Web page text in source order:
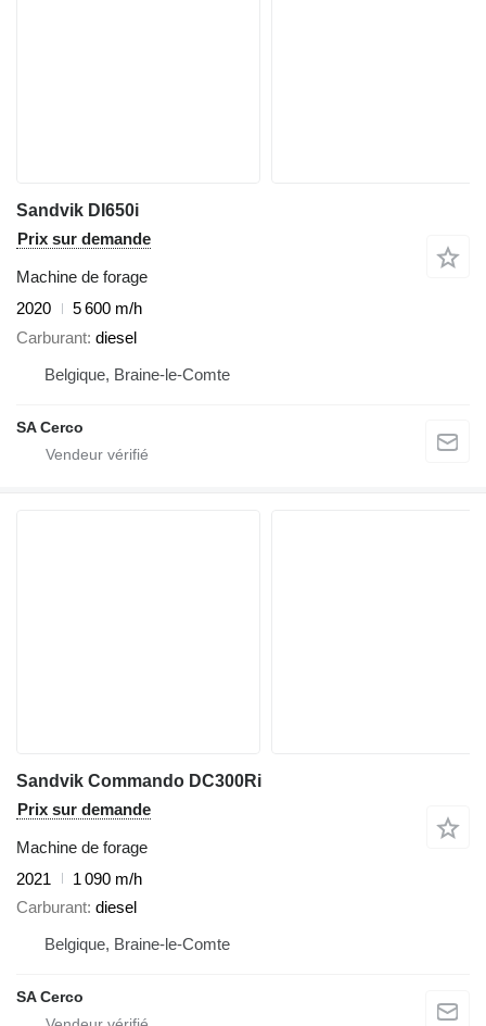
Sandvik DI650i
Prix sur demande
Machine de forage
2020
5 600 m/h
Carburant diesel
Belgique, Braine-le-Comte
SA Cerco
Sandvik Commando DC300Ri
Prix sur demande
Machine de forage
2021
1 090 m/h
Carburant diesel
Belgique, Braine-le-Comte
SA Cerco